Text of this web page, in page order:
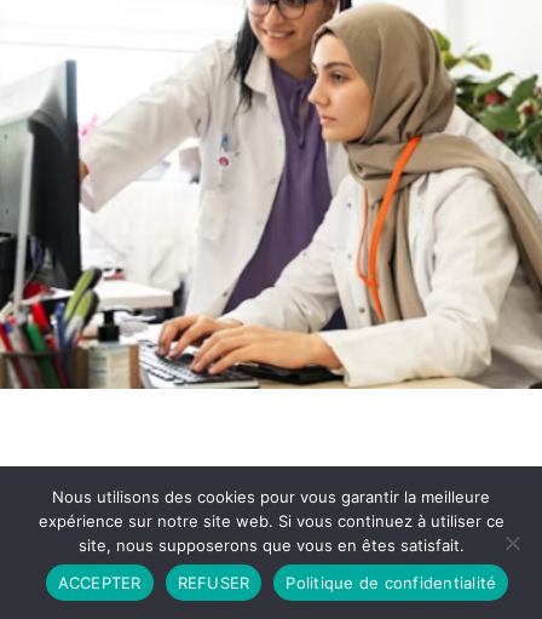
Partenariat Contact
Politique de Confidentialité
CGU
Copyright © 2026 - Propulsé par DIEUDUDIABLE
Nous utilisons des cookies pour vous garantir la meilleure
expérience sur notre site web. Si vous continuez à utiliser ce
site, nous supposerons que vous en êtes satisfait.
ACCEPTER
REFUSER Politique de confidentialité